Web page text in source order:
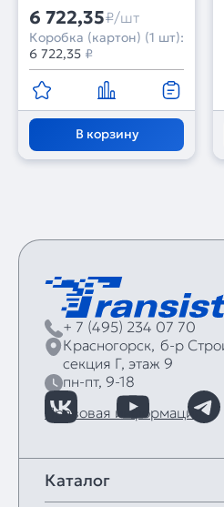
6 722,35₽/шт
Коробка (картон) (1 шт):
6 722,35 ₽
В корзину
+ 7 (495) 234 07 70
Красногорск, б‑р
секция Г, этаж 9
пн-пт, 9-18
Правовая информация
Каталог